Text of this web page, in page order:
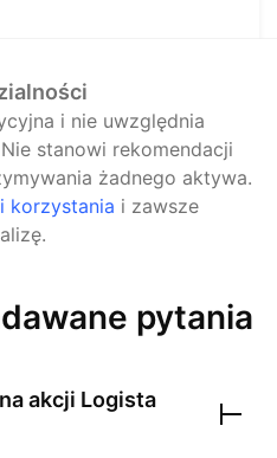
i nie uwzględnia
stanowi rekomendacji
żadnego aktywa.
korzystania i zawsze
pytania
akcji Logista